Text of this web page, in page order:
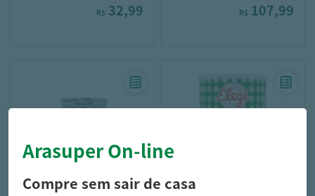
R$ 32,99 R$ 107,99
Arasuper On-line
Compre sem sair de casa